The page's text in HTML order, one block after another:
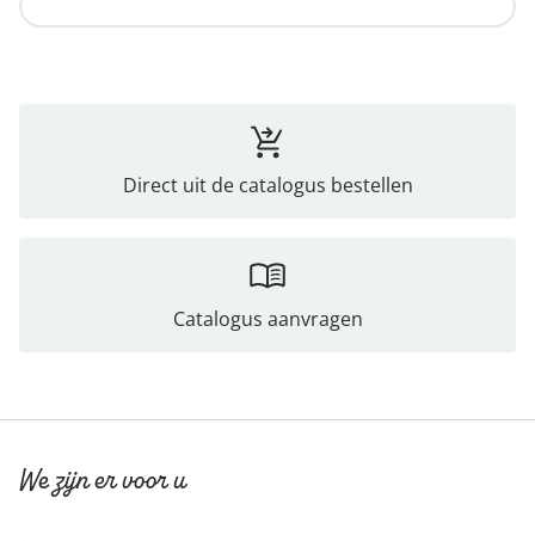
Direct uit de catalogus bestellen
Catalogus aanvragen
We zijn er voor u